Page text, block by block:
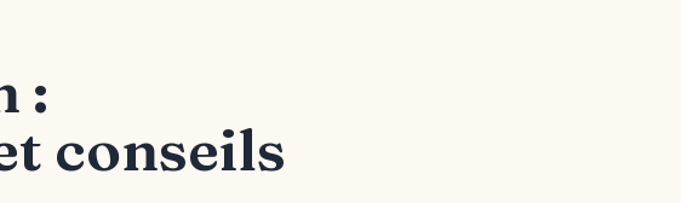
:
conseils